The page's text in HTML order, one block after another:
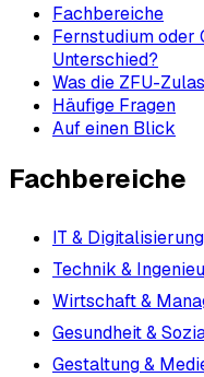
Fachbereiche
Fernstudium oder
Unterschied?
Was die ZFU-
Häufige Fragen
Auf einen Blick
Fachbereiche
IT & Digitalisierung
Technik &
Wirtschaft &
Gesundheit &
Gestaltung &